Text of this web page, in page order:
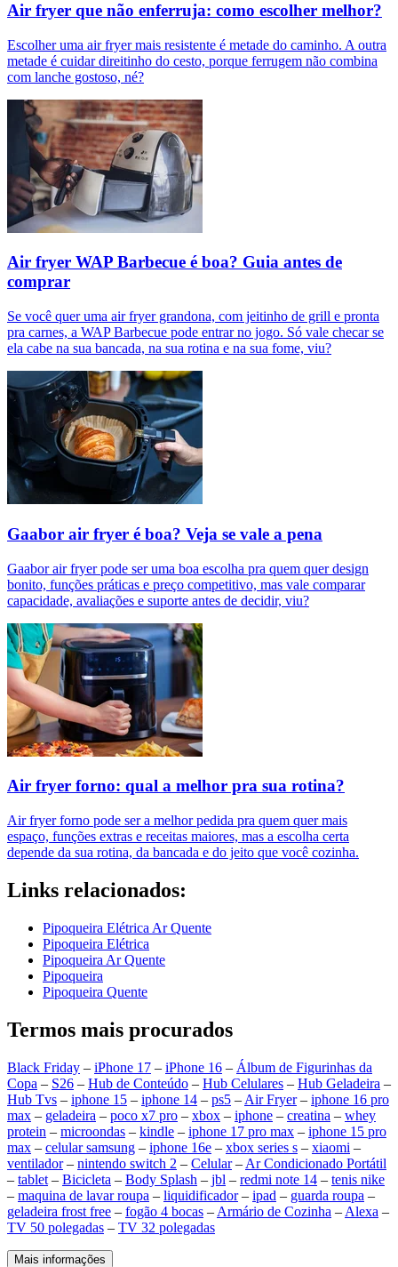
Air fryer que não enferruja: como escolher melhor?
Escolher uma air fryer mais resistente é metade do caminho. A outra
metade é cuidar direitinho do cesto, porque ferrugem não combina
com lanche gostoso, né?
Air fryer WAP Barbecue é boa? Guia antes de
comprar
Se você quer uma air fryer grandona, com jeitinho de grill e pronta
pra carnes, a WAP Barbecue pode entrar no jogo. Só vale checar se
ela cabe na sua bancada, na sua rotina e na sua fome, viu?
Gaabor air fryer é boa? Veja se vale a pena
Gaabor air fryer pode ser uma boa escolha pra quem quer design
bonito, funções práticas e preço competitivo, mas vale comparar
capacidade, avaliações e suporte antes de decidir, viu?
Air fryer forno: qual a melhor pra sua rotina?
Air fryer forno pode ser a melhor pedida pra quem quer mais
espaço, funções extras e receitas maiores, mas a escolha certa
depende da sua rotina, da bancada e do jeito que você cozinha.
Links relacionados:
Pipoqueira Elétrica Ar Quente
Pipoqueira Elétrica
Pipoqueira Ar Quente
Pipoqueira
Pipoqueira Quente
Termos mais procurados
Black Friday – iPhone 17 – iPhone 16 – Álbum de Figurinhas da
Copa – S26 – Hub de Conteúdo – Hub Celulares – Hub Geladeira –
Hub Tvs – iphone 15 – iphone 14 – ps5 – Air Fryer– iphone 16 pro
max – geladeira – poco x7 pro – xbox – iphone – creatina – whey
protein – microondas – kindle – iphone 17 pro max – iphone 15 pro
max – celular samsung – iphone 16e – xbox series s – xiaomi –
ventilador– nintendo switch 2 – Celular– Ar Condicionado Portátil
– tablet – Bicicleta – Body Splash – jbl – redmi note 14 – tenis nike
– maquina de lavar roupa – liquidificador– ipad – guarda roupa –
geladeira frost free – fogão 4 bocas – Armário de Cozinha – Alexa –
TV 50 polegadas – TV 32 polegadas
Mais informações